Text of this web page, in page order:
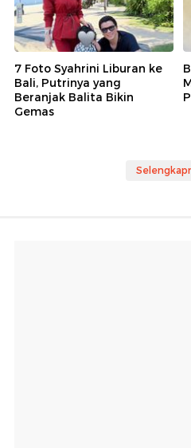
7 Foto Syahrini Liburan ke
Bali, Putrinya yang
Beranjak Balita Bikin
Gemas